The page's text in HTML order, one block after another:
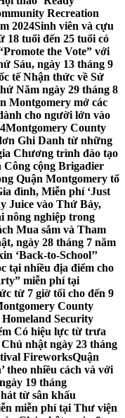
Recreation
2024Sinh viên và cựu
18 tuổi đến 25 tuổi có
the Vote” với
Sáu, ngày 13 tháng 9
tế Nhận thức về Sử
Năm ngày 29 tháng 8
Montgomery mở các
cho người lớn vào
Montgomery County
Ghi Danh từ những
Chương trình đào tạo
Công cộng Brigadier
Quận Montgomery tổ
đình, Miễn phí ‘Just
Juice vào Thứ Bảy,
nông nghiệp trong
Mua sắm và Tham
ngày 28 tháng 7 năm
‘Back-to-School’’
tại nhiều địa điểm cho
miễn phí tại
từ 7 giờ tối cho đến 9
County
Security
Có hiệu lực từ trưa
nhật ngày 23 tháng
FireworksQuận
theo nhiều cách và với
19 tháng
từ sân khấu
miễn phí tại Thư viện